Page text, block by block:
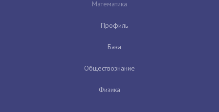
Математика
Профиль
База
Обществознание
Физика